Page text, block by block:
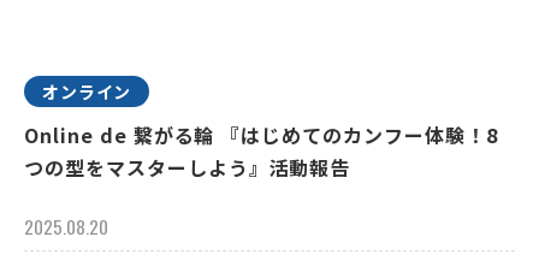
オンライン
Online de 繋がる輪 『はじめてのカンフー体験！8
つの型をマスターしよう』活動報告
2025.08.20